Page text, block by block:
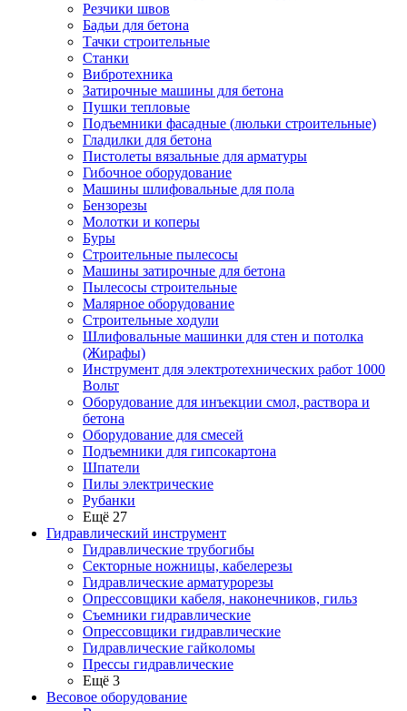
Резчики швов
Бадьи для бетона
Тачки строительные
Станки
Вибротехника
Затирочные машины для бетона
Пушки тепловые
Подъемники фасадные (люльки строительные)
Гладилки для бетона
Пистолеты вязальные для арматуры
Гибочное оборудование
Машины шлифовальные для пола
Бензорезы
Молотки и коперы
Буры
Строительные пылесосы
Машины затирочные для бетона
Пылесосы строительные
Малярное оборудование
Строительные ходули
Шлифовальные машинки для стен и потолка
(Жирафы)
Инструмент для электротехнических работ 1000
Вольт
Оборудование для инъекции смол, раствора и
бетона
Оборудование для смесей
Подъемники для гипсокартона
Шпатели
Пилы электрические
Рубанки
Ещё 27
Гидравлический инструмент
Гидравлические трубогибы
Секторные ножницы, кабелерезы
Гидравлические арматурорезы
Опрессовщики кабеля, наконечников, гильз
Съемники гидравлические
Опрессовщики гидравлические
Гидравлические гайколомы
Прессы гидравлические
Ещё 3
Весовое оборудование